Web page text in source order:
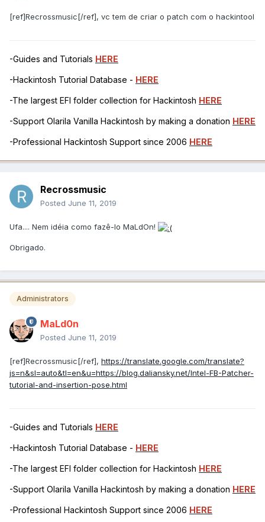
[ref]Recrossmusic[/ref], vc tem de criar o patch com o hackintool
-Guides and Tutorials HERE
-Hackintosh Tutorial Database - HERE
-The largest EFI folder collection for Hackintosh HERE
-Support Olarila Vanilla Hackintosh by making a donation HERE
-Professional Hackintosh Support since 2006 HERE
Recrossmusic
Posted June 11, 2019
Ufa.... Nem idéia como fazê-lo MaLdOn!
Obrigado.
Administrators
MaLd0n
Posted June 11, 2019
[ref]Recrossmusic[/ref], https://translate.google.com/translate?
js=n&sl=auto&tl=en&u=https://blog.daliansky.net/Intel-FB-Patcher-
tutorial-and-insertion-pose.html
-Guides and Tutorials HERE
-Hackintosh Tutorial Database - HERE
-The largest EFI folder collection for Hackintosh HERE
-Support Olarila Vanilla Hackintosh by making a donation HERE
-Professional Hackintosh Support since 2006 HERE